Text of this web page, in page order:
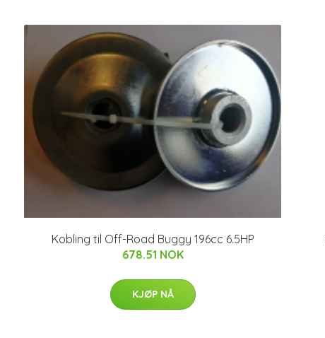
Kobling til Off-Road Buggy 196cc 6.5HP
678.51 NOK
KJØP NÅ